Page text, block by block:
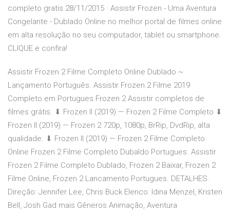
completo gratis 28/11/2015 · Assistir Frozen - Uma Aventura
Congelante - Dublado Online no melhor portal de filmes online
em alta resolução no seu computador, tablet ou smartphone.
CLIQUE e confira!
Assistir Frozen 2 Filme Completo Online Dublado ~
Lançamento Português. Assistir Frozen 2 Filme 2019
Completo em Portugues.Frozen 2 Assistir completos de
filmes grátis. ⬇ ️Frozen II (2019) — Frozen 2 Filme Completo ⬇
️Frozen II (2019) — Frozen 2 720p, 1080p, BrRip, DvdRip, alta
qualidade. ⬇ ️Frozen II (2019) — Frozen 2 Filme Completo
Online Frozen 2 Filme Completo Dubaldo Portugues. Assistir
Frozen 2 Filme Completo Dublado, Frozen 2 Baixar, Frozen 2
Filme Online, Frozen 2 Lancamento Portugues. DETALHES.
Direção: Jennifer Lee, Chris Buck Elenco: Idina Menzel, Kristen
Bell, Josh Gad mais Gêneros Animação, Aventura